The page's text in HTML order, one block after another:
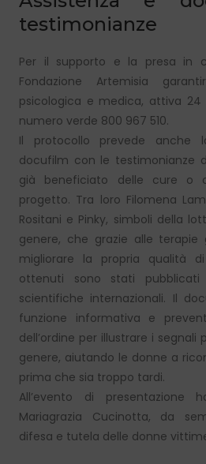
testimonianze
Per il supporto e la presa in
Fondazione Artemisia
psicologica e medica, attiva
numero verde 800 967 510.
Il protocollo prevede anche
docufilm con le testimonianze
già beneficiato delle cure o
progetto. Tra loro Filomena
Rositani e Pinky, simboli della
genere, che grazie alle
migliorare la propria qualità
ottenuti sono stati pubblicati
scientifiche internazionali. Il
funzione informativa e
dell’ordine per illustrare i segnali
genere, aiutando le donne a
prima che sia troppo tardi.
All’evento di presentazione
Mariagrazia Cucinotta, da
difesa e tutela delle donne